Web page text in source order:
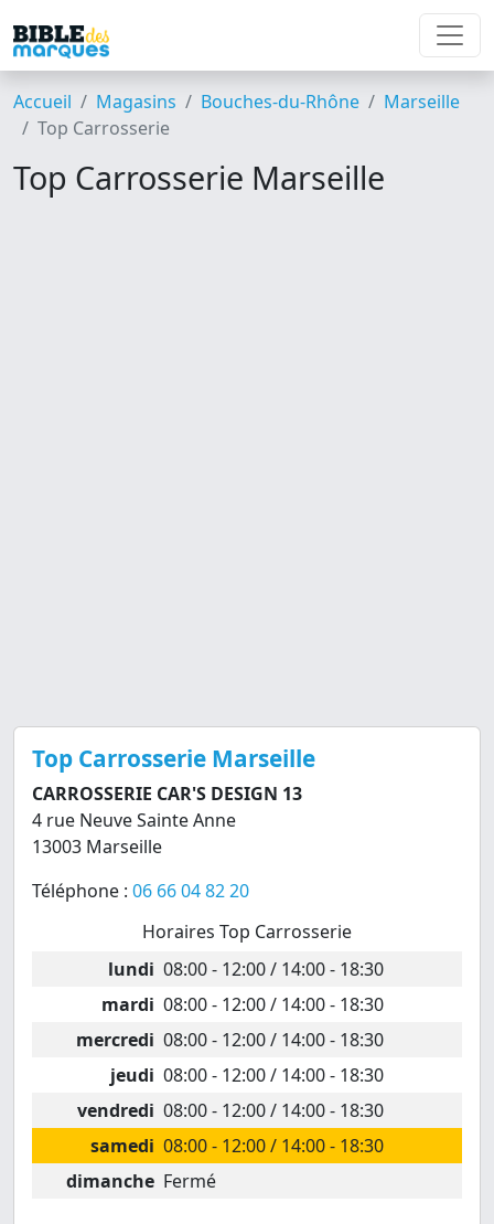
Accueil Magasins Bouches-du-Rhône
Marseille
Top Carrosserie
Top Carrosserie Marseille
Top Carrosserie Marseille
CARROSSERIE CAR'S DESIGN 13
4 rue Neuve Sainte Anne
13003 Marseille
Téléphone : 06 66 04 82 20
Horaires Top Carrosserie
lundi 08:00 - 12:00 / 14:00 - 18:30
mardi 08:00 - 12:00 / 14:00 - 18:30
mercredi 08:00 - 12:00 / 14:00 - 18:30
jeudi 08:00 - 12:00 / 14:00 - 18:30
vendredi 08:00 - 12:00 / 14:00 - 18:30
samedi 08:00 - 12:00 / 14:00 - 18:30
dimanche Fermé